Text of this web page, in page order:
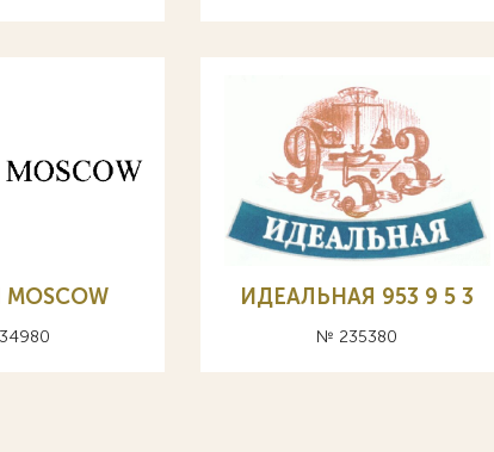
ИДЕАЛЬНАЯ 953 9 5 3
№ 235380